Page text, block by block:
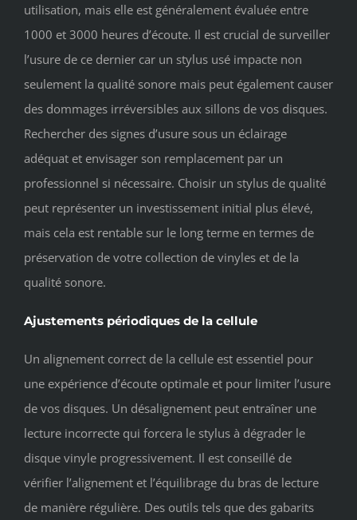
utilisation, mais elle est généralement évaluée entre
1000 et 3000 heures d’écoute. Il est crucial de surveiller
l’usure de ce dernier car un stylus usé impacte non
seulement la qualité sonore mais peut également causer
des dommages irréversibles aux sillons de vos disques.
Rechercher des signes d’usure sous un éclairage
adéquat et envisager son remplacement par un
professionnel si nécessaire. Choisir un stylus de qualité
peut représenter un investissement initial plus élevé,
mais cela est rentable sur le long terme en termes de
préservation de votre collection de vinyles et de la
qualité sonore.
Ajustements périodiques de la cellule
Un alignement correct de la cellule est essentiel pour
une expérience d’écoute optimale et pour limiter l’usure
de vos disques. Un désalignement peut entraîner une
lecture incorrecte qui forcera le stylus à dégrader le
disque vinyle progressivement. Il est conseillé de
vérifier l’alignement et l’équilibrage du bras de lecture
de manière régulière. Des outils tels que des gabarits